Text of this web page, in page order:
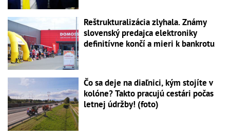
Reštrukturalizácia zlyhala. Známy
slovenský predajca elektroniky
definitívne končí a mieri k bankrotu
Čo sa deje na diaľnici, kým stojíte v
kolóne? Takto pracujú cestári počas
letnej údržby! (foto)